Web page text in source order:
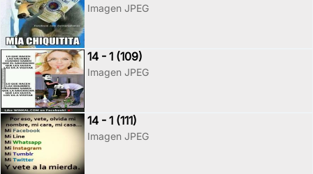
Imagen JPEG
14 - 1 (109)
Imagen JPEG
14 - 1 (111)
Imagen JPEG